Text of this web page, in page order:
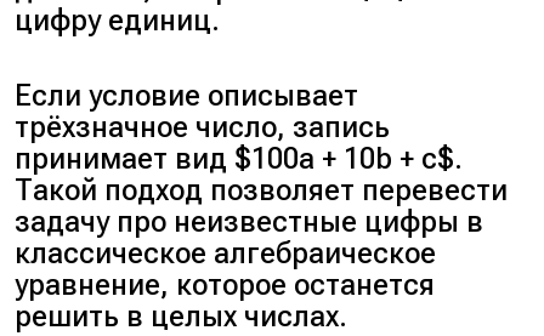
цифру единиц.
Если условие описывает
трёхзначное число, запись
принимает вид $100a + 10b + c$.
Такой подход позволяет перевести
задачу про неизвестные цифры в
классическое алгебраическое
уравнение, которое останется
решить в целых числах.